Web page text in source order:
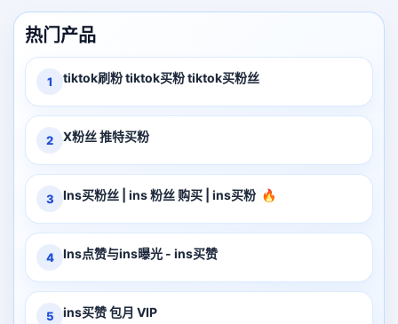
热门产品
1 tiktok刷粉 tiktok买粉 tiktok买粉丝
2 X粉丝 推特买粉
3 Ins买粉丝 | ins 粉丝 购买 | ins买粉 🔥
4 Ins点赞与ins曝光 - ins买赞
5 ins买赞 包月 VIP